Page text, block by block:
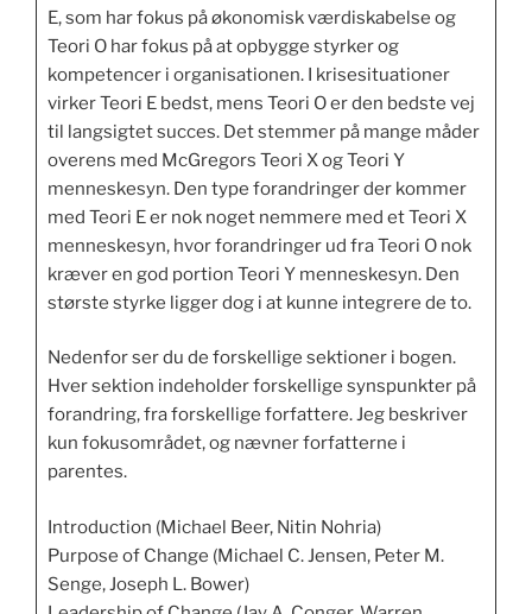
E, som har fokus på økonomisk værdiskabelse og
Teori O har fokus på at opbygge styrker og
kompetencer i organisationen. I krisesituationer
virker Teori E bedst, mens Teori O er den bedste vej
til langsigtet succes. Det stemmer på mange måder
overens med McGregors Teori X og Teori Y
menneskesyn. Den type forandringer der kommer
med Teori E er nok noget nemmere med et Teori X
menneskesyn, hvor forandringer ud fra Teori O nok
kræver en god portion Teori Y menneskesyn. Den
største styrke ligger dog i at kunne integrere de to.
Nedenfor ser du de forskellige sektioner i bogen.
Hver sektion indeholder forskellige synspunkter på
forandring, fra forskellige forfattere. Jeg beskriver
kun fokusområdet, og nævner forfatterne i
parentes.
Introduction (Michael Beer, Nitin Nohria)
Purpose of Change (Michael C. Jensen, Peter M.
Senge, Joseph L. Bower)